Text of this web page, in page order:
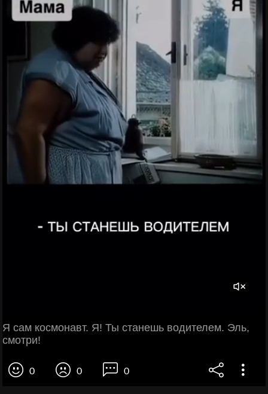
Я сам космонавт. Я! Ты станешь водителем. Эль,
смотри!
0 0 0